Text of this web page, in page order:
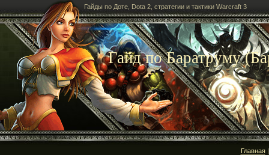
Гайды по Доте, Dota 2, стратегии и тактики Warcraft 3
Гайд по Баратруму
Главная